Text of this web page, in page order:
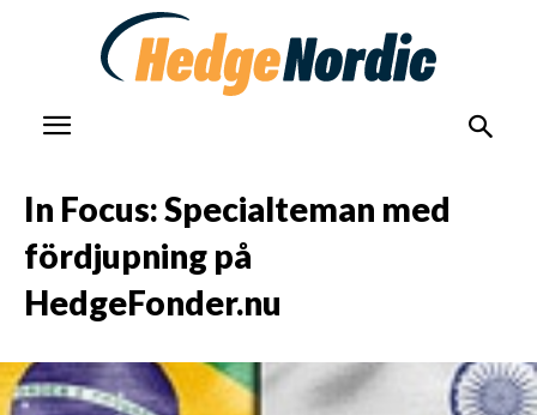
In Focus: Specialteman med
fördjupning på
HedgeFonder.nu